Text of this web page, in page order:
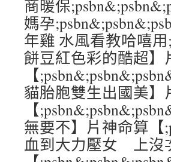
商暖保
媽孕
年雞 水風看教哈嘻用
餅豆紅色彩的酷超】
【
貓胎胞雙生出國美】
【
無要不】片神命算【
血到大力壓女 上沒